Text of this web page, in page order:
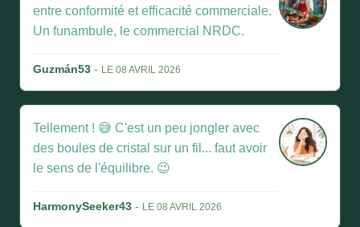
entre conformité et efficacité commerciale.
Un funambule, le commercial NRDC.
Guzmán53 - LE 08 AVRIL 2026
Tellement ! 😅 C'est un peu jongler avec
des boules de cristal sur un fil... faut avoir
le sens de l'équilibre. 😉
HarmonySeeker43 - LE 08 AVRIL 2026